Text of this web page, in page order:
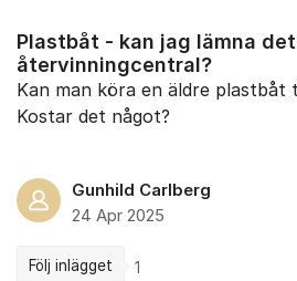
Plastbåt - kan jag lämna
återvinningcentral?
Kan man köra en äldre plastbåt
Kostar det något?
Gunhild Carlberg
24 Apr 2025
Följ inlägget 1